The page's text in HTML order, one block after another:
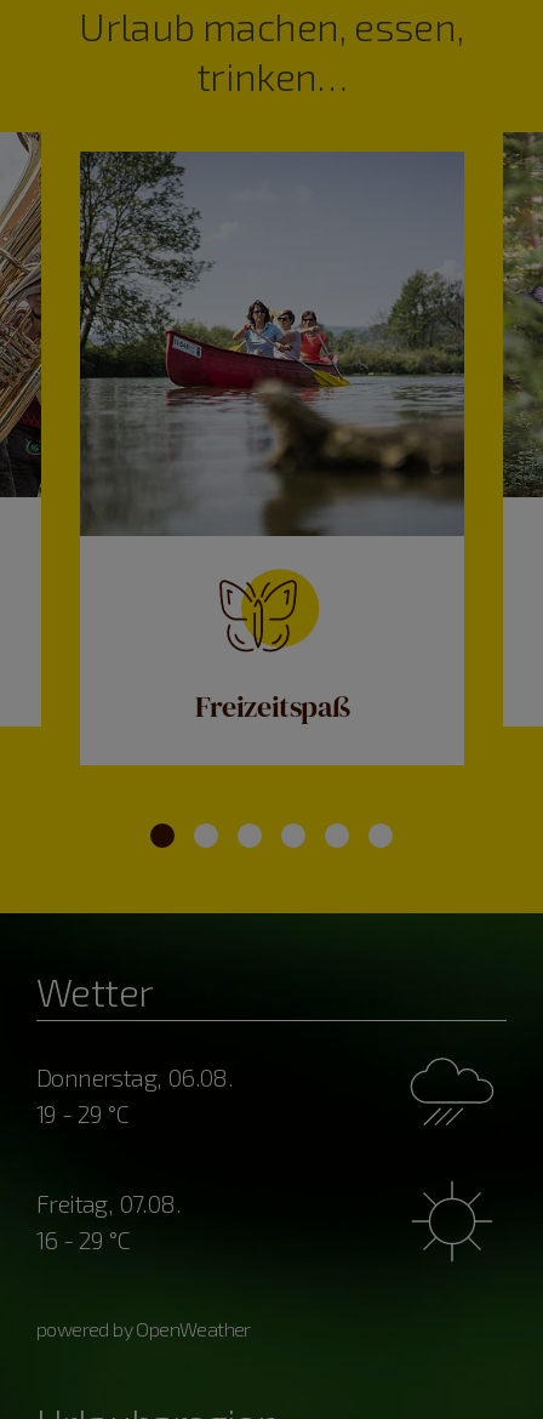
Urlaub machen, essen,
trinken…
Freizeitspaß
Wetter
Donnerstag, 06.08.
19 - 29 °C
Freitag, 07.08.
16 - 29 °C
powered by OpenWeather